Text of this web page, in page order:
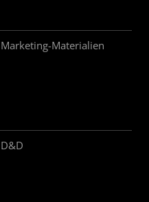
Marketing-Materialien
D&D